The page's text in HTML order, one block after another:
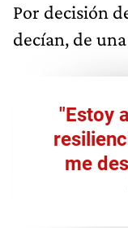
Por decisión
decían, de
"Estoy
me